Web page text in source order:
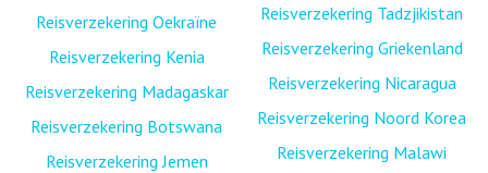
Reisverzekering Oekraïne
Reisverzekering Kenia
Reisverzekering Madagaskar
Reisverzekering Botswana
Reisverzekering Jemen
Reisverzekering Tadzjikistan
Reisverzekering Griekenland
Reisverzekering Nicaragua
Reisverzekering Noord Korea
Reisverzekering Malawi